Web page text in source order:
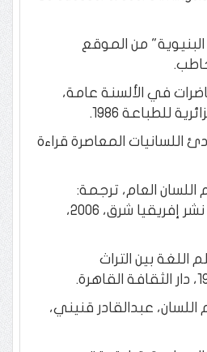
البنيوية" من الموقع
في الألسنة عامة،
اللسانيات المعاصرة قراءة
العام، ترجمة:
عبدالقادر قنيني، دار نشر إفريقيا شرق، 2006،
اللغة بين التراث
عبدالقادر قنيني،